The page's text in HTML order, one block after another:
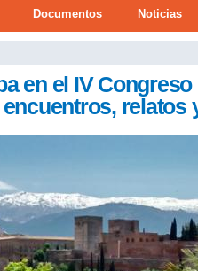
Documentos Noticias
usted aquí
en el IV
relatos